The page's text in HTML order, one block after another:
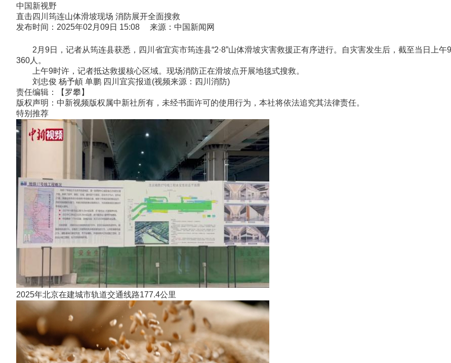
中国新视野
直击四川筠连山体滑坡现场 消防展开全面搜救
发布时间：2025年02月09日 15:08 来源：中国新闻网
2月9日，记者从筠连县获悉，四川省宜宾市筠连县“2·8”山体滑坡灾害救援正有序进行。自灾害发生后，截至当日上
360人。
上午9时许，记者抵达救援核心区域。现场消防正在滑坡点开展地毯式搜救。
刘忠俊 杨予頔 单鹏 四川宜宾报道(视频来源：四川消防)
责任编辑：【罗攀】
版权声明：中新视频版权属中新社所有，未经书面许可的使用行为，本社将依法追究其法律责任。
特别推荐
2025年北京在建城市轨道交通线路177.4公里